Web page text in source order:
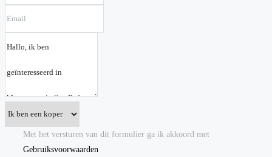
Met het versturen van dit formulier ga ik akkoord met
Gebruiksvoorwaarden